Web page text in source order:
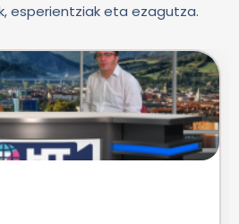
esperientziak eta ezagutza.